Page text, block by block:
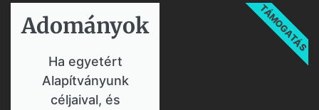
Adományok​
Ha egyetért
Alapítványunk
céljaival, és
TÁMOGATÁS